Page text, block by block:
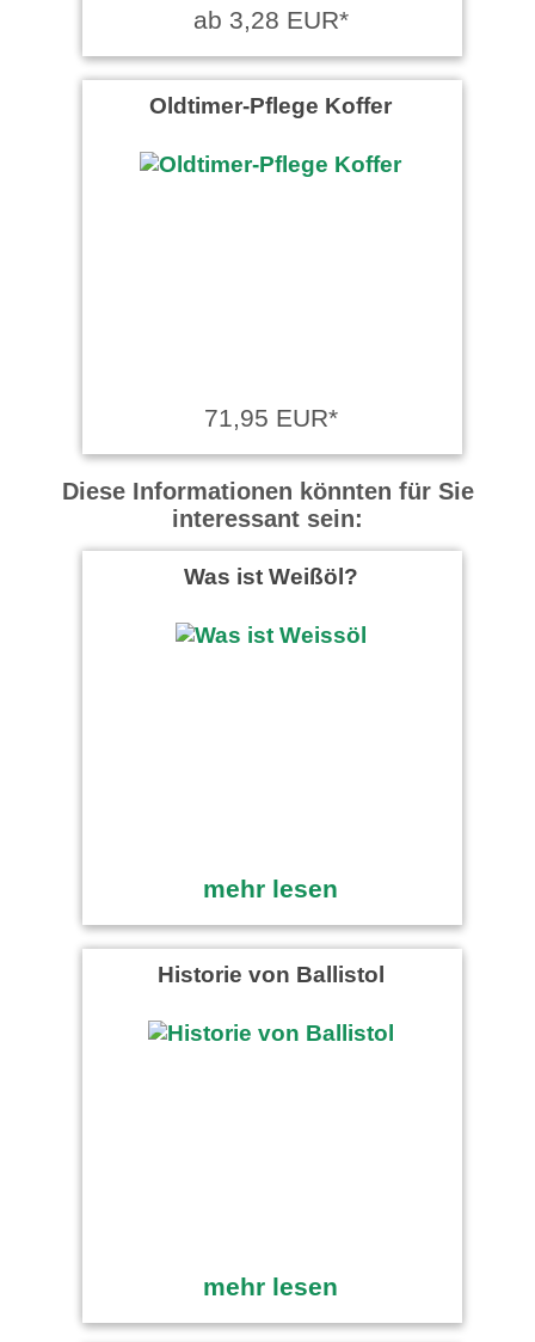
ab 3,28 EUR*
Oldtimer-Pflege Koffer
71,95 EUR*
Diese Informationen könnten für Sie
interessant sein:
Was ist Weißöl?
mehr lesen
Historie von Ballistol
mehr lesen